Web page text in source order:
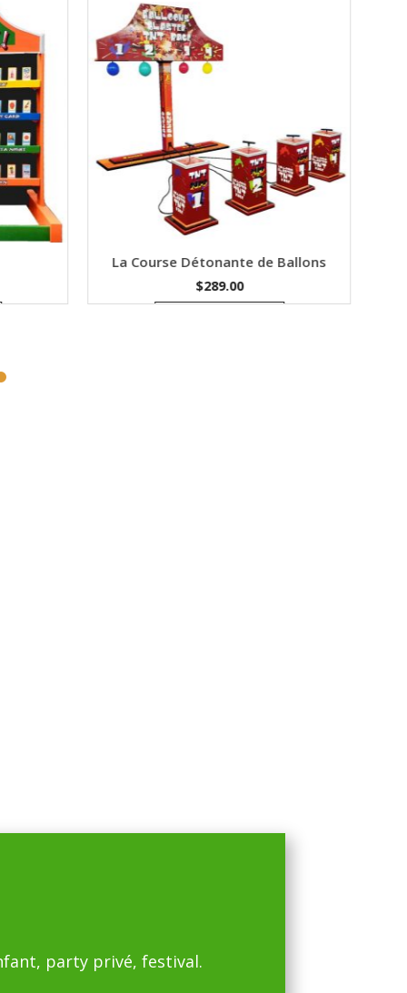
La Course Détonante de Ballons
$289.00
party privé, festival.